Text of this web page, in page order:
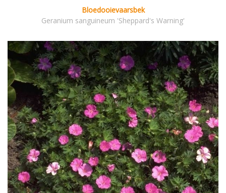
Bloedooievaarsbek
Geranium sanguineum 'Sheppard's Warning'